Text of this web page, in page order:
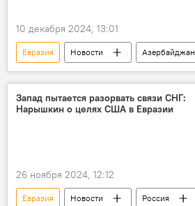
Грузоперевозки
Экономика
10 декабря 2024, 13:01
Евразия Новости
Азербайджан
Армения
Южный Кавказ
Сергей Нарышкин
Запад
США ЕС
Запад пытается разорвать связи СНГ:
Нарышкин о целях США в Евразии
26 ноября 2024, 12:12
Евразия Новости
Россия